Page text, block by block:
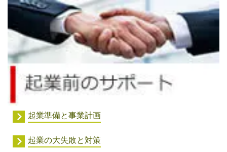
起業準備と事業計画
起業の大失敗と対策